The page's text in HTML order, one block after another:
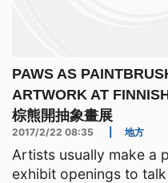
PAWS AS
ARTWORK AT
棕熊開抽象畫展
2017/2/22 08:35 地方
Artists usually make a
exhibit openings to